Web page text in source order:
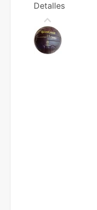
Detalles